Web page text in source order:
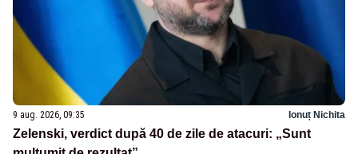
9 aug. 2026, 09:35 Ionuț Nichita
Zelenski, verdict după 40 de zile de atacuri: „Sunt